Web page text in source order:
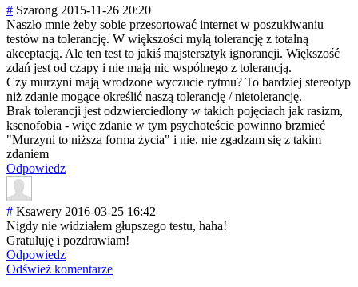
# Szarong 2015-11-26 20:20
Naszło mnie żeby sobie przesortować internet w poszukiwaniu
testów na tolerancję. W większości mylą tolerancję z totalną
akceptacją. Ale ten test to jakiś majstersztyk ignorancji. Większość
zdań jest od czapy i nie mają nic wspólnego z tolerancją.
Czy murzyni mają wrodzone wyczucie rytmu? To bardziej stereotyp
niż zdanie mogące określić naszą tolerancję / nietolerancję.
Brak tolerancji jest odzwierciedlony w takich pojęciach jak rasizm,
ksenofobia - więc zdanie w tym psychoteście powinno brzmieć
"Murzyni to niższa forma życia" i nie, nie zgadzam się z takim
zdaniem
Odpowiedz
# Ksawery 2016-03-25 16:42
Nigdy nie widziałem głupszego testu, haha!
Gratuluję i pozdrawiam!
Odpowiedz
Odśwież komentarze